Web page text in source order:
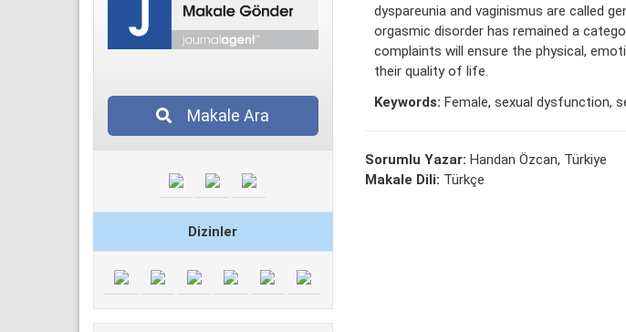
Makale Ara
Dizinler
dyspareunia and vaginismus are called
orgasmic disorder has remained a
complaints will ensure the physical,
their quality of life.
Keywords: Female, sexual dysfunction,
Sorumlu Yazar: Handan Özcan, Türkiye
Makale Dili: Türkçe